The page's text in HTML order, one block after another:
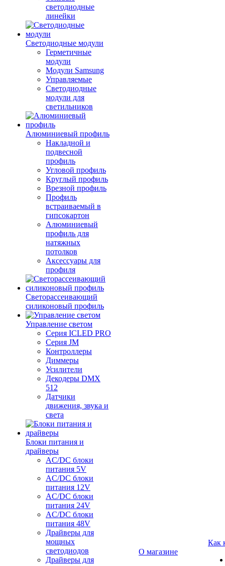
светодиодные
линейки
Светодиодные модули
Герметичные
модули
Модули Samsung
Управляемые
Светодиодные
модули для
светильников
Алюминиевый профиль
Накладной и
подвесной
профиль
Угловой профиль
Круглый профиль
Врезной профиль
Профиль
встраиваемый в
гипсокартон
Алюминиевый
профиль для
натяжных
потолков
Аксессуары для
профиля
Светорассеивающий
силиконовый профиль
Управление светом
Серия ICLED PRO
Серия JM
Контроллеры
Диммеры
Усилители
Декодеры DMX
512
Датчики
движения, звука и
света
Блоки питания и
драйверы
AC/DC блоки
питания 5V
AC/DC блоки
питания 12V
AC/DC блоки
питания 24V
AC/DC блоки
питания 48V
Драйверы для
мощных
светодиодов
Драйверы для
О магазине
Как